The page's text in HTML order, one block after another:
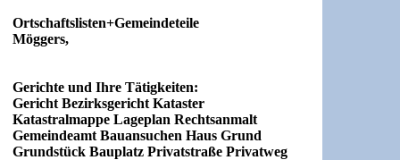
Ortschaftslisten+Gemeindeteile
Möggers,
Gerichte und Ihre Tätigkeiten:
Gericht Bezirksgericht Kataster
Katastralmappe Lageplan Rechtsanmalt
Gemeindeamt Bauansuchen Haus Grund
Grundstück Bauplatz Privatstraße Privatweg